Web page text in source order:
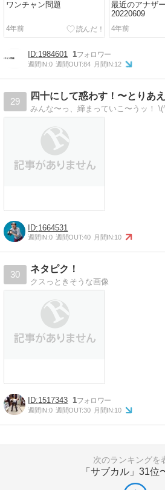
ワンチャン問題
4年前
最近のアナザ
20220609
4年前
1984601 1
週間IN:0 週間OUT:84 月間IN:12
29
四十にして惑わす！〜とりあ
1664531
週間IN:0 週間OUT:40 月間IN:10
30
ネタピク！
クスっときそうな画像
1517343 1
週間IN:0 週間OUT:30 月間IN:10
次のランキングを
「サブカル」 31位